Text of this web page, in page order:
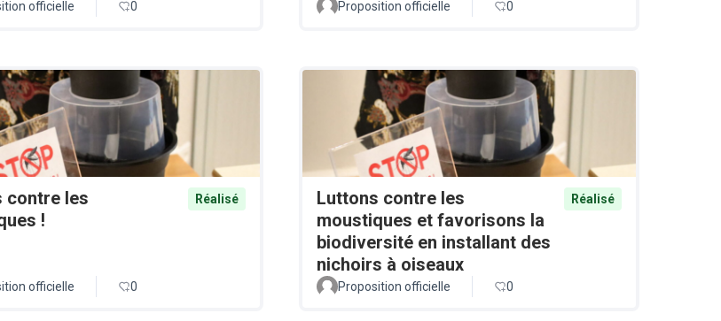
officielle
0 Proposition officielle 0
contre les
!
Réalisé
officielle 0
Luttons contre les
moustiques et favorisons la
biodiversité en installant des
nichoirs à oiseaux
Réalisé
Proposition officielle 0